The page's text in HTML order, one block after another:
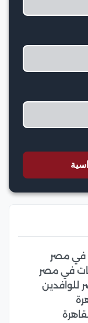
في مصر
في مصر
للوافدين